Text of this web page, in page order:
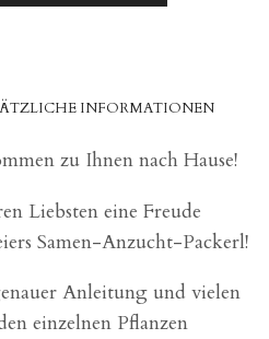
INFORMATIONEN
zu Ihnen nach Hause!
Liebsten eine Freude
Samen-Anzucht-Packerl!
Anleitung und vielen
einzelnen Pflanzen